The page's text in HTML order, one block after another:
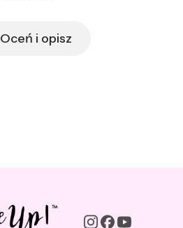
Oceń i opisz